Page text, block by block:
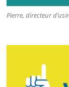
Pierre, directeur